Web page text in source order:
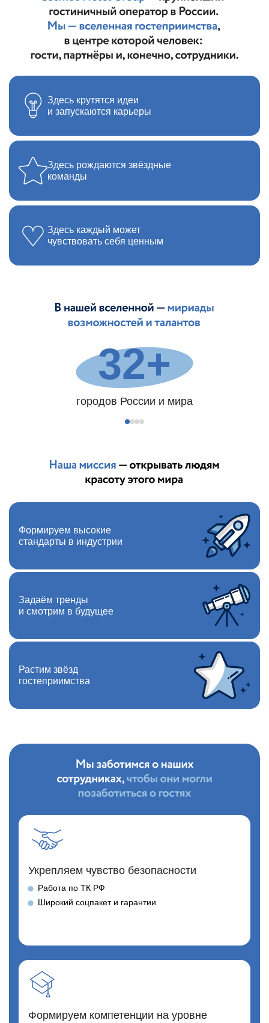
Здесь крутятся идеи
и запускаются карьеры
Здесь рождаются звёздные
команды
Здесь каждый может
чувствовать себя ценным
32+
городов России и мира
Формируем высокие
стандарты в индустрии
Задаём тренды
и смотрим в будущее
Растим звёзд
гостеприимства
Укрепляем чувство безопасности
Работа по ТК РФ
Широкий соцпакет и гарантии
Формируем компетенции на уровне